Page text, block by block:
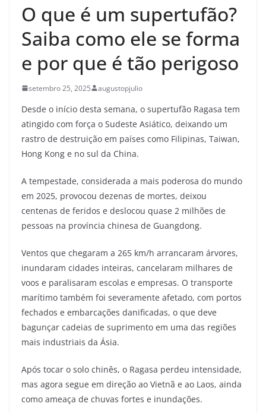
O que é um supertufão?
Saiba como ele se forma
e por que é tão perigoso
setembro 25, 2025 augustopjulio
Desde o início desta semana, o supertufão Ragasa tem
atingido com força o Sudeste Asiático, deixando um
rastro de destruição em países como Filipinas, Taiwan,
Hong Kong e no sul da China.
A tempestade, considerada a mais poderosa do mundo
em 2025, provocou dezenas de mortes, deixou
centenas de feridos e deslocou quase 2 milhões de
pessoas na província chinesa de Guangdong.
Ventos que chegaram a 265 km/h arrancaram árvores,
inundaram cidades inteiras, cancelaram milhares de
voos e paralisaram escolas e empresas. O transporte
marítimo também foi severamente afetado, com portos
fechados e embarcações danificadas, o que deve
bagunçar cadeias de suprimento em uma das regiões
mais industriais da Ásia.
Após tocar o solo chinês, o Ragasa perdeu intensidade,
mas agora segue em direção ao Vietnã e ao Laos, ainda
como ameaça de chuvas fortes e inundações.